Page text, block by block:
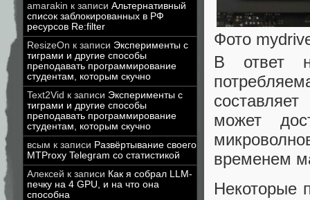
amarakin к записи Альтернативный
список заблокированных в РФ
ресурсов Re:filter
ResizeOn к записи Эксперименты с
тиграми и другие способы
преподавать программирование
студентам, которым скучно
Text2Vid к записи Эксперименты с
тиграми и другие способы
преподавать программирование
студентам, которым скучно
всым к записи Развёртывание своего
MTProxy Telegram со статистикой
Алексей к записи Как я собрал LLM-
печку на 4 GPU, и на что она
способна
Фото
В ответ
может
временем
Некоторые